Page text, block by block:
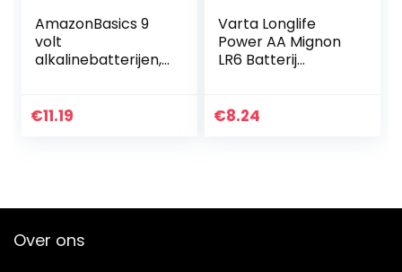
AmazonBasics 9
volt
alkalinebatterijen,
€11.19
Varta Longlife
Power AA Mignon
LR6 Batterij
Batterijideaal voor
€8.24
Over ons